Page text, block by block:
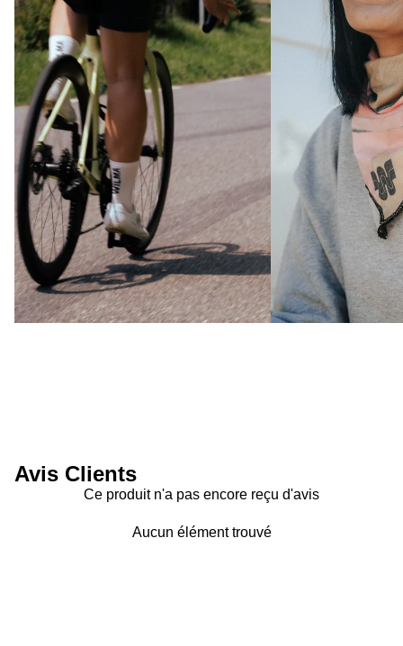
Avis Clients
Ce produit n'a pas encore reçu d'avis
Aucun élément trouvé